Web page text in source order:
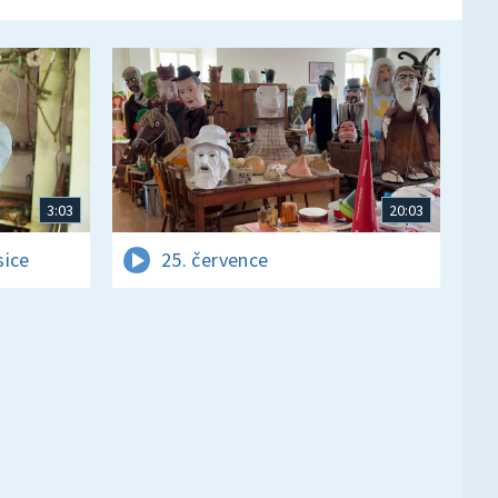
3:03 20:03
25. července